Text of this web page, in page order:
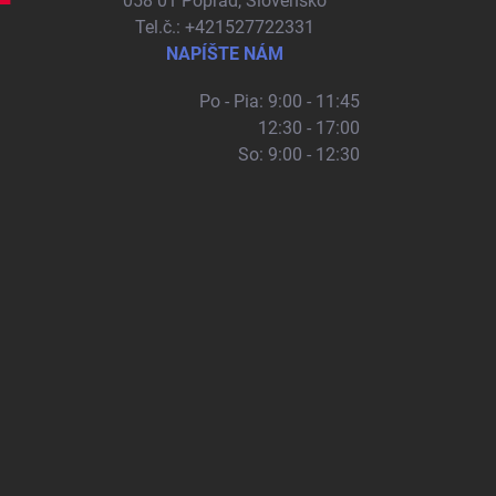
Tel.č.: +421527722331
NAPÍŠTE NÁM
Po - Pia: 9:00 - 11:45
12:30 - 17:00
So: 9:00 - 12:30